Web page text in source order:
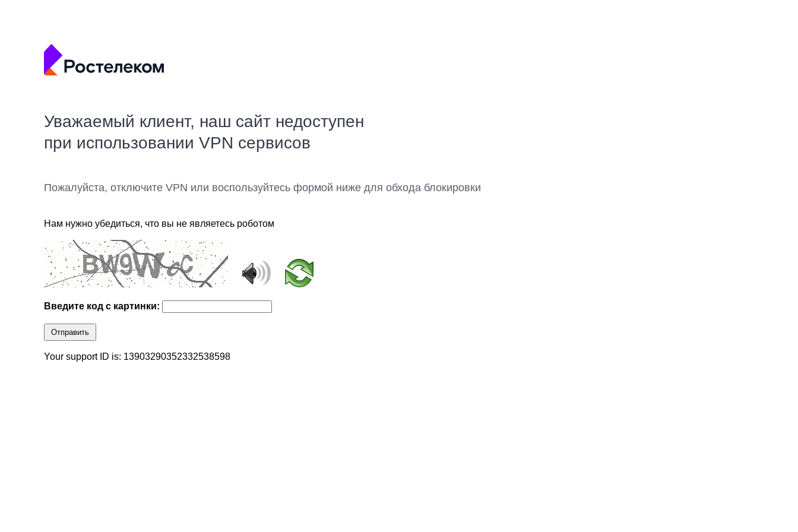
Уважаемый клиент, наш сайт недоступен
при использовании VPN сервисов
Пожалуйста, отключите VPN или воспользуйтесь формой ниже для обхода блокировки
Нам нужно убедиться, что вы не являетесь роботом
Введите код с картинки:
Отправить
Your support ID is: 13903290352332538598